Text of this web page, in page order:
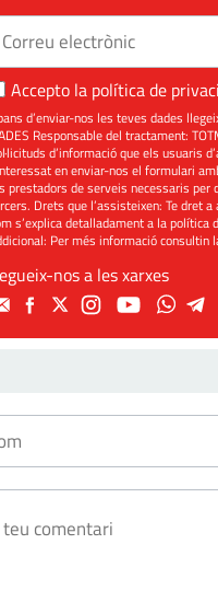
Accepto la política de
d’enviar-nos les teves dades
Responsable del tractament:
d’informació que els usuaris
en enviar-nos el formulari
prestadors de serveis necessaris
Drets que l’assisteixen: Te dret
s’explica detalladament a la
Per més informació consultin
nos a les xarxes